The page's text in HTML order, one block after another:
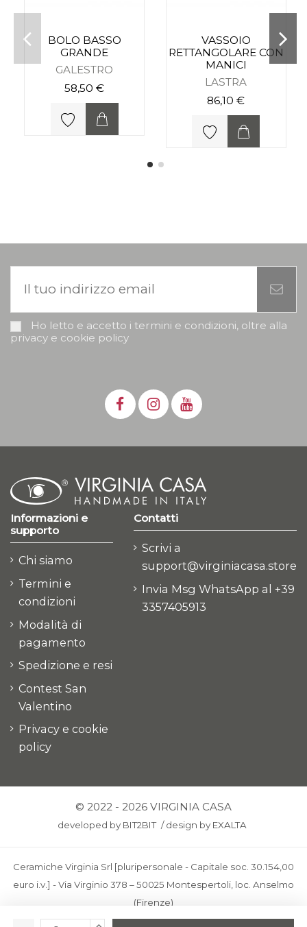
BOLO BASSO
GRANDE
GALESTRO
58,50 €
VASSOIO
RETTANGOLARE CON
MANICI
LASTRA
86,10 €
Ho letto e accetto i termini e condizioni, oltre alla
privacy e cookie policy
Informazioni e
supporto
Chi siamo
Termini e
condizioni
Modalità di
pagamento
Spedizione e resi
Contest San
Valentino
Privacy e cookie
policy
Contatti
Scrivi a
support@virginiacasa.store
Invia Msg WhatsApp al +39
3357405913
© 2022 - 2026 VIRGINIA CASA
developed by BIT2BIT /design by EXALTA
Ceramiche Virginia Srl [pluripersonale - Capitale soc. 30.154,00
euro i.v.] - Via Virginio 378 – 50025 Montespertoli, loc. Anselmo
(Firenze)
C.F. e P.IVA: IT00436100481 - REA: FI-227733 - PEC: